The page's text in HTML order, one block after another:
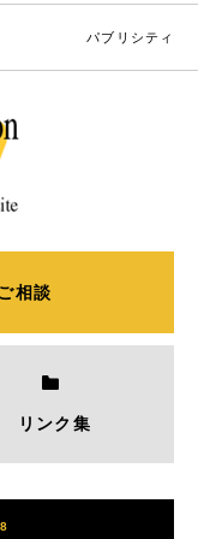
パブリシティ
相談
リンク集